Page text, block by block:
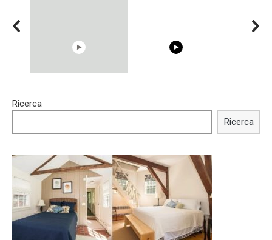
Shocking illusion - Pretty
Trying BOLLYWOOD
Ricerca
Ricerca